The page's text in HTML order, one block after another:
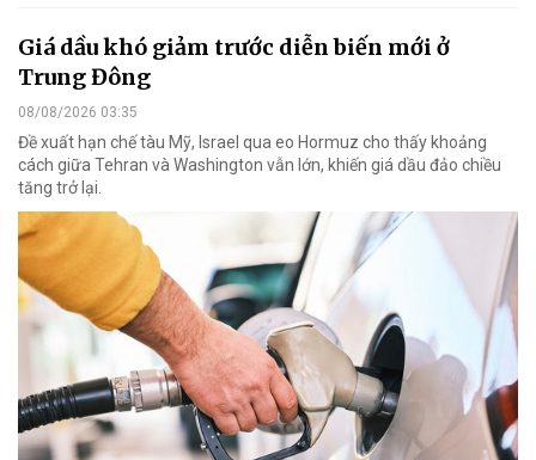
Giá dầu khó giảm trước diễn biến mới ở
Trung Đông
08/08/2026 03:35
Đề xuất hạn chế tàu Mỹ, Israel qua eo Hormuz cho thấy khoảng
cách giữa Tehran và Washington vẫn lớn, khiến giá dầu đảo chiều
tăng trở lại.